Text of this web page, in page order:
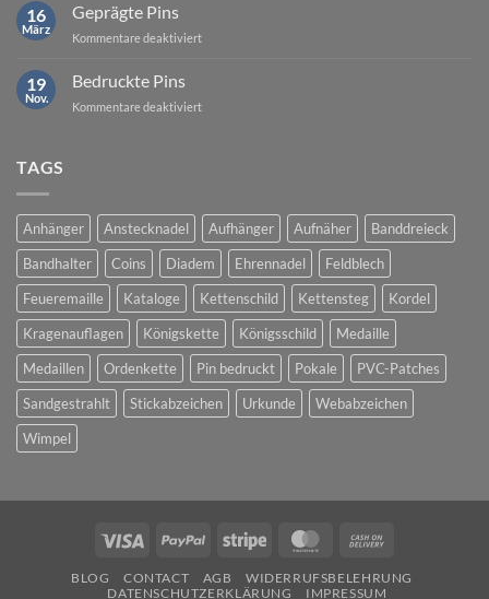
16
März
Geprägte Pins
Kommentare deaktiviertfür
19
Nov.
Bedruckte Pins
Kommentare deaktiviertfür
TAGS
Anhänger Anstecknadel Aufhänger Aufnäher
Banddreieck
Bandhalter
Coins Diadem Ehrennadel
Feldblech
Feueremaille
Kataloge Kettenschild Kettensteg
Kordel
Kragenauflagen
Königskette Königsschild
Medaille
Medaillen
Ordenkette Pin bedruckt Pokale
PVC-Patches
Sandgestrahlt
Stickabzeichen Urkunde
Webabzeichen
Wimpel
Visa PayPal Stripe MasterCard
Delivery
BLOG CONTACT AGB
WIDERRUFSBELEHRUNG
DATENSCHUTZERKLÄRUNG
IMPRESSUM